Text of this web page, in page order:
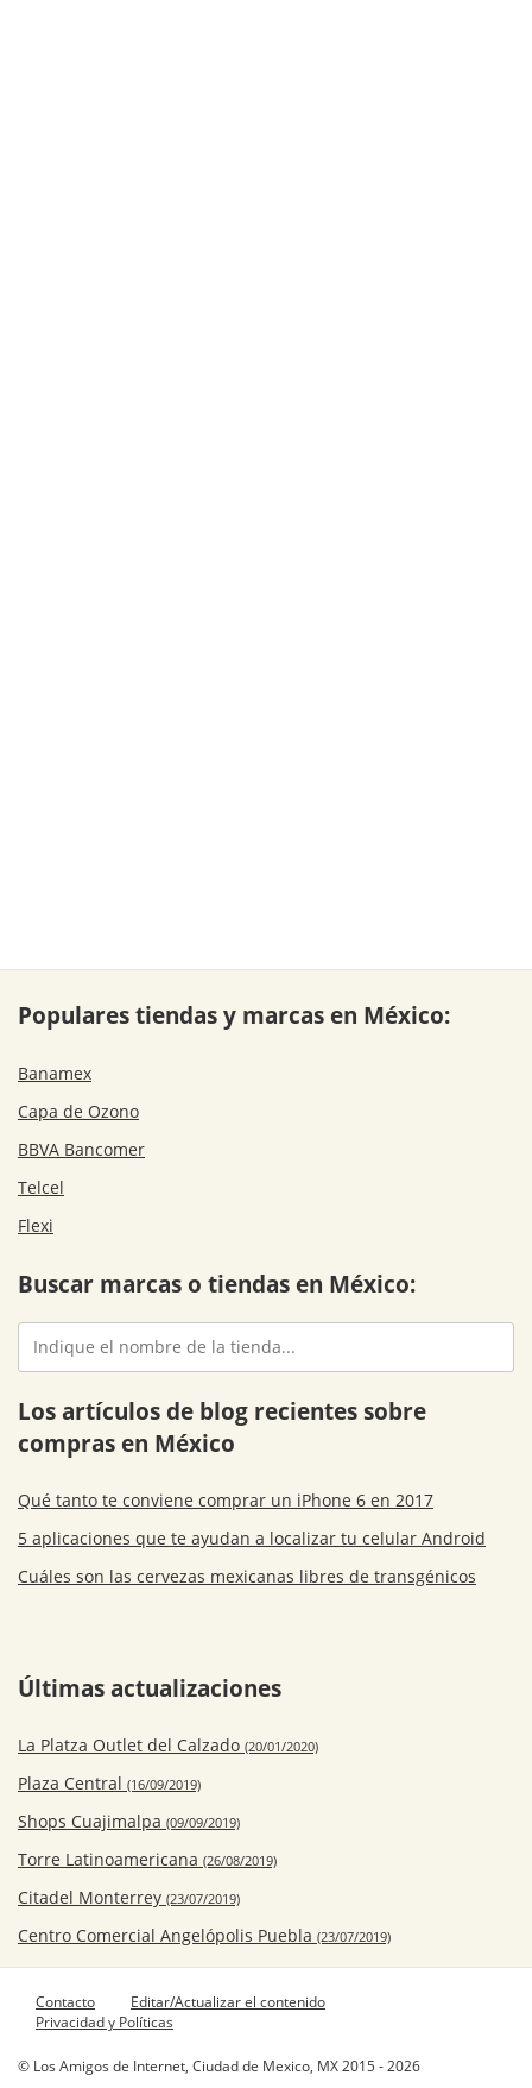
Populares tiendas y marcas en México:
Banamex
Capa de Ozono
BBVA Bancomer
Telcel
Flexi
Buscar marcas o tiendas en México:
Los artículos de blog recientes sobre
compras en México
Qué tanto te conviene comprar un iPhone 6 en 2017
5 aplicaciones que te ayudan a localizar tu celular Android
Cuáles son las cervezas mexicanas libres de transgénicos
Últimas actualizaciones
La Platza Outlet del Calzado (20/01/2020)
Plaza Central (16/09/2019)
Shops Cuajimalpa (09/09/2019)
Torre Latinoamericana (26/08/2019)
Citadel Monterrey (23/07/2019)
Centro Comercial Angelópolis Puebla (23/07/2019)
Contacto
Editar/Actualizar el contenido
Privacidad y Políticas
© Los Amigos de Internet, Ciudad de Mexico, MX 2015 - 2026